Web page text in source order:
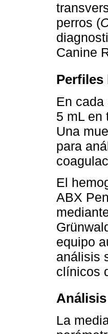
perros (
Canine
En
5 mL en
Una
para
El
ABX
equipo
análisis
clínicos
La